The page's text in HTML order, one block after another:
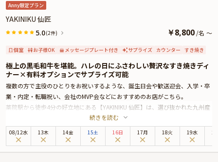
そのため、お客様への確実なお届けを優先し、一時的にプランページ上でのお
祝いアイテムの掲載を休止しております。
Anny限定プラン
YAKINIKU 仙匠
5.0(2件) ￥8,800 /名 ～
個室 お子様OK メッセージプレート付き サプライズ カウンター すき焼き
極上の黒毛和牛を堪能。ハレの日にふさわしい贅沢なすき焼きディ
ナー×有料オプションでサプライズ可能
複数の方で主役のひとりをお祝いするような、誕生日会や歓送迎会、入学・卒
業・内定・転職祝い、会社のMVP会などにおすすめのお店がこちら。
薬院駅から徒歩4分の好立地にある【YAKINIKU 仙匠】は、選び抜かれた九州産
の黒毛和牛を楽しめる名店。スタイリッシュな空間が広がる店内は、特別な夜
にぴったりの雰囲気を演出します。
【YAKINIKU 仙匠】が提供する「すき焼きコース」2種は、大切なお祝いの夜を
続きを読む
08/12水 13木 14金 15土 16日 17月 18火 19水